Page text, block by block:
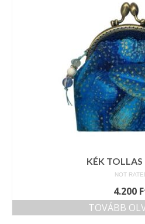
KÉK TOLLAS
NOT
4.200
TOVÁBB